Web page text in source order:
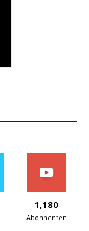
1,180
Abonnenten